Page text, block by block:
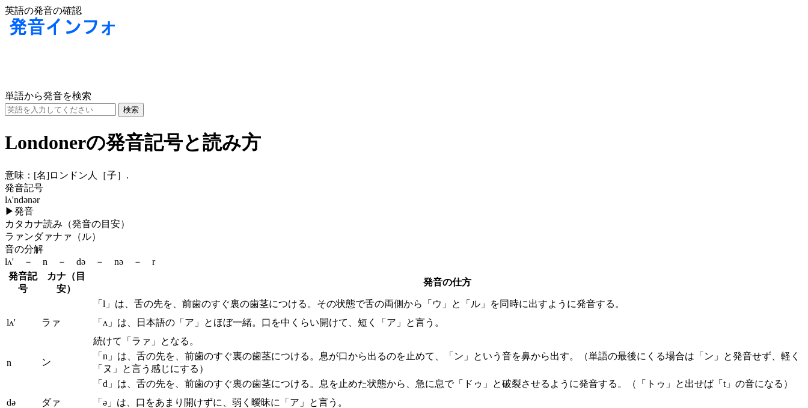
英語の発音の確認
単語から発音を検索
Londonerの発音記号と読み方
意味： [名]ロンドン人［子］.
発音記号
lʌ'ndənər
▶発音
カタカナ読み（発音の目安）
ラァンダァナァ（ル）
音の分解
lʌ' － n － də － nə － r
発音記
号
カナ（目
安）
発音の仕方
lʌ' ラァ
「l」は、舌の先を、前歯のすぐ裏の歯茎につける。その状態で舌の両側から「ウ」と「ル」を同時に出すように発音する。
「ʌ」は、日本語の「ア」とほぼ一緒。口を中くらい開けて、短く「ア」と言う。
続けて「ラァ」となる。
n ン
「n」は、舌の先を、前歯のすぐ裏の歯茎につける。息が口から出るのを止めて、「ン」という音を鼻から出す。（単語の最後にくる場合は「ン」と発音せず、軽く
「ヌ」と言う感じにする）
də ダァ
「d」は、舌の先を、前歯のすぐ裏の歯茎につける。息を止めた状態から、急に息で「ドゥ」と破裂させるように発音する。（「トゥ」と出せば「t」の音になる）
「ə」は、口をあまり開けずに、弱く曖昧に「ア」と言う。